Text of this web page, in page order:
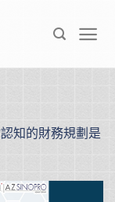
知的財務規劃是